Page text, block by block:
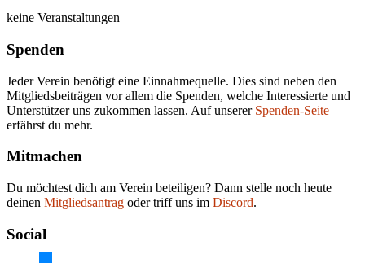
keine Veranstaltungen
Spenden
Jeder Verein benötigt eine Einnahmequelle. Dies sind neben den
Mitgliedsbeiträgen vor allem die Spenden, welche Interessierte und
Unterstützer uns zukommen lassen. Auf unserer Spenden-Seite
erfährst du mehr.
Mitmachen
Du möchtest dich am Verein beteiligen? Dann stelle noch heute
deinen Mitgliedsantrag oder triff uns im Discord.
Social